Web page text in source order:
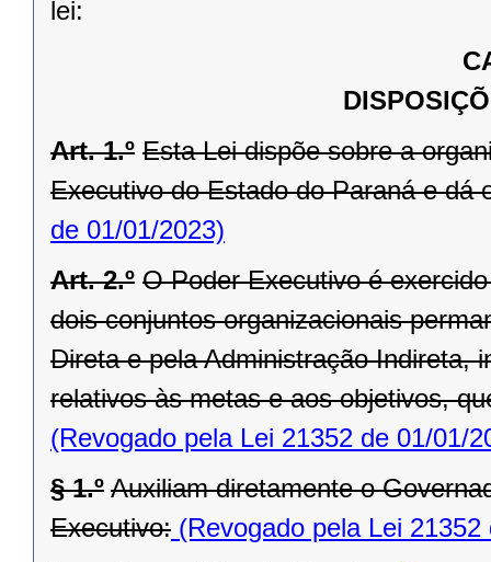
lei:
Art. 1.º Esta Lei dispõe sobre a
Executivo do Estado do Paraná e dá
de 01/01/2023)
Art. 2.º O Poder Executivo é
dois conjuntos organizacionais
Direta e pela Administração Indireta,
relativos às metas e aos objetivos,
(Revogado pela Lei 21352 de 01/01/
§ 1.º Auxiliam diretamente o
Executivo: (Revogado pela Lei